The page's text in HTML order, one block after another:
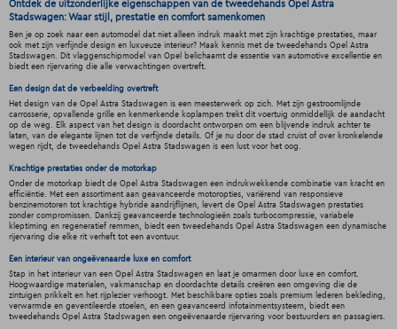
Ontdek de uitzonderlijke eigenschappen van de tweedehands Opel Astra
Stadswagen: Waar stijl, prestatie en comfort samenkomen
Ben je op zoek naar een automodel dat niet alleen indruk maakt met zijn krachtige prestaties, maar
ook met zijn verfijnde design en luxueuze interieur? Maak kennis met de tweedehands Opel Astra
Stadswagen. Dit vlaggenschipmodel van Opel belichaamt de essentie van automotive excellentie en
biedt een rijervaring die alle verwachtingen overtreft.
Een design dat de verbeelding overtreft
Het design van de Opel Astra Stadswagen is een meesterwerk op zich. Met zijn gestroomlijnde
carrosserie, opvallende grille en kenmerkende koplampen trekt dit voertuig onmiddellijk de aandacht
op de weg. Elk aspect van het design is doordacht ontworpen om een blijvende indruk achter te
laten, van de elegante lijnen tot de verfijnde details. Of je nu door de stad cruist of over kronkelende
wegen rijdt, de tweedehands Opel Astra Stadswagen is een lust voor het oog.
Krachtige prestaties onder de motorkap
Onder de motorkap biedt de Opel Astra Stadswagen een indrukwekkende combinatie van kracht en
efficiëntie. Met een assortiment aan geavanceerde motoropties, variërend van responsieve
benzinemotoren tot krachtige hybride aandrijflijnen, levert de Opel Astra Stadswagen prestaties
zonder compromissen. Dankzij geavanceerde technologieën zoals turbocompressie, variabele
kleptiming en regeneratief remmen, biedt een tweedehands Opel Astra Stadswagen een dynamische
rijervaring die elke rit verheft tot een avontuur.
Een interieur van ongeëvenaarde luxe en comfort
Stap in het interieur van een Opel Astra Stadswagen en laat je omarmen door luxe en comfort.
Hoogwaardige materialen, vakmanschap en doordachte details creëren een omgeving die de
zintuigen prikkelt en het rijplezier verhoogt. Met beschikbare opties zoals premium lederen bekleding,
verwarmde en geventileerde stoelen, en een geavanceerd infotainmentsysteem, biedt een
tweedehands Opel Astra Stadswagen een ongeëvenaarde rijervaring voor bestuurders en passagiers.